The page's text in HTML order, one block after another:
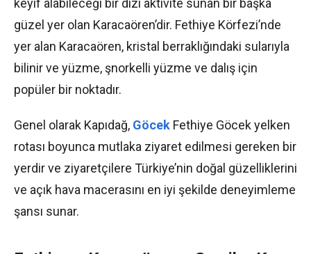
keyif alabileceği bir dizi aktivite sunan bir başka
güzel yer olan Karacaören’dir. Fethiye Körfezi’nde
yer alan Karacaören, kristal berraklığındaki sularıyla
bilinir ve yüzme, şnorkelli yüzme ve dalış için
popüler bir noktadır.
Genel olarak Kapıdağ, Göcek Fethiye Göcek yelken
rotası boyunca mutlaka ziyaret edilmesi gereken bir
yerdir ve ziyaretçilere Türkiye’nin doğal güzelliklerini
ve açık hava macerasını en iyi şekilde deneyimleme
şansı sunar.